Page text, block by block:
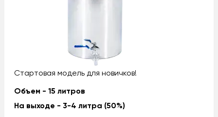
Стартовая модель для новичков!
Объем - 15 литров
На выходе - 3-4 литра (50%)